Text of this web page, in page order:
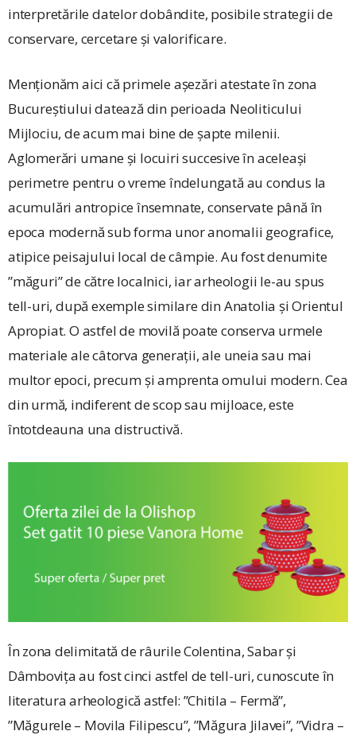
interpretările datelor dobândite, posibile strategii de
conservare, cercetare și valorificare.
Menționăm aici că primele așezări atestate în zona
Bucureștiului datează din perioada Neoliticului
Mijlociu, de acum mai bine de șapte milenii.
Aglomerări umane și locuiri succesive în aceleași
perimetre pentru o vreme îndelungată au condus la
acumulări antropice însemnate, conservate până în
epoca modernă sub forma unor anomalii geografice,
atipice peisajului local de câmpie. Au fost denumite
”măguri” de către localnici, iar arheologii le-au spus
tell-uri, după exemple similare din Anatolia și Orientul
Apropiat. O astfel de movilă poate conserva urmele
materiale ale câtorva generaţii, ale uneia sau mai
multor epoci, precum şi amprenta omului modern. Cea
din urmă, indiferent de scop sau mijloace, este
întotdeauna una distructivă.
În zona delimitată de râurile Colentina, Sabar și
Dâmbovița au fost cinci astfel de tell-uri, cunoscute în
literatura arheologică astfel: ”Chitila – Fermă”,
”Măgurele – Movila Filipescu”, ”Măgura Jilavei”, ”Vidra –